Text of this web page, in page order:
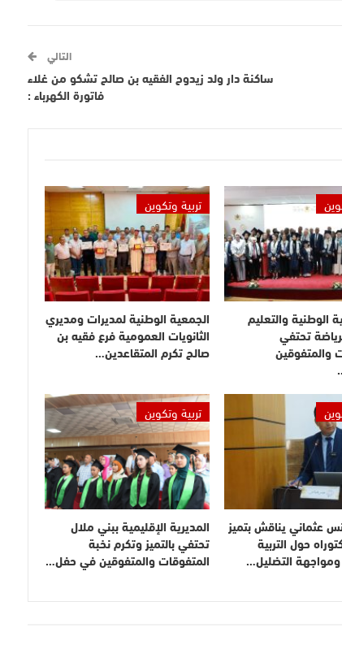
التالي
ساكنة دار ولد زيدوح الفقيه بن صالح تشكو من غلاء
فاتورة الكهرباء :
الوطنية والتعليم
تحتفي
والمتفوقين
تربية وتكوين
الجمعية الوطنية لمديرات ومديري
الثانويات العمومية فرع فقيه بن
صالح تكرم المتقاعدين…
عثماني يناقش بتميز
حول التربية
ومواجهة التضليل…
تربية وتكوين
المديرية الإقليمية ببني ملال
تحتفي بالتميز وتكرم نخبة
المتفوقات والمتفوقين في حفل…